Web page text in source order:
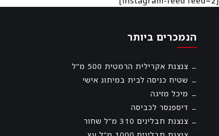
הנמכרים ביותר
צנצנת אקרילית הרמטית 500 מ"ל
שטיח כניסה לבית במיתוג אישי
מיכל מזיגה
דיספנסר לכביסה
צנצנת תבלינים 310 מ"ל שחור